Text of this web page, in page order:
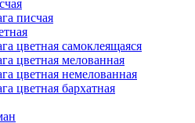
писчая
цветная самоклеящаяся
цветная мелованная
цветная немелованная
цветная бархатная